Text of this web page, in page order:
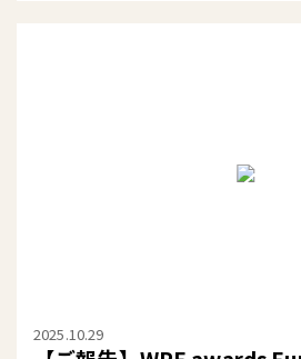
2025.10.29